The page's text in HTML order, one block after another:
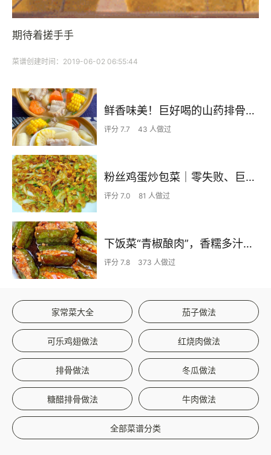
期待着搓手手
菜谱创建时间：2019-06-02 06:55:44
鲜香味美！巨好喝的山药排骨汤！！
评分 7.7 43 人做过
粉丝鸡蛋炒包菜｜零失败、巨下饭
评分 7.0 81 人做过
下饭菜“青椒酿肉”，香糯多汁鲜嫩下饭
评分 7.8 373 人做过
家常菜大全 茄子做法
可乐鸡翅做法 红烧肉做法
排骨做法 冬瓜做法
糖醋排骨做法 牛肉做法
全部菜谱分类